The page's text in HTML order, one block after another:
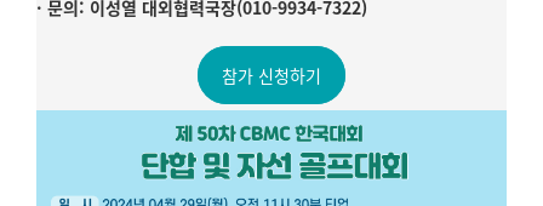
· 문의: 이성열 대외협력국장(010-9934-7322)
참가 신청하기